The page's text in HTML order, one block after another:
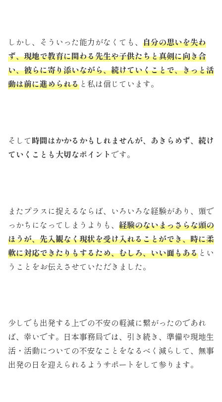
しかし、そういった能力がなくても、 自分の思いを失わ
ず、現地で教育に関わる先生や子供たちと真剣に向き合
い、彼らに寄り添いながら、続けていくことで、きっと活
動は前に進められる と私は信じています。
そして時間はかかるかもしれませんが、あきらめず、続け
ていくことも大切なポイントです。
またプラスに捉えるならば、いろいろな経験があり、頭で
っかちになってしまうよりも、 経験のないまっさらな頭の
ほうが、先入観なく現状を受け入れることができ、時に柔
軟に対応できたりもするため、むしろ、いい面もある とい
うことをお伝えさせていただきました。
少しでも出発する上での不安の軽減に繋がったのであれ
ば、幸いです。日本事務局では、引き続き、準備や現地生
活・活動についての不安なことをなるべく減らして、無事
出発の日を迎えられるようサポートをして参ります。